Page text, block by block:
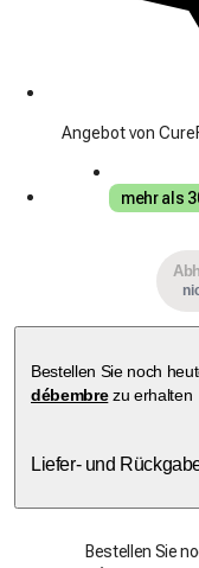
Angebot von
mehr als
Bestellen Sie noch
débembrezu erhalten
Liefer- und
Bestellen Sie